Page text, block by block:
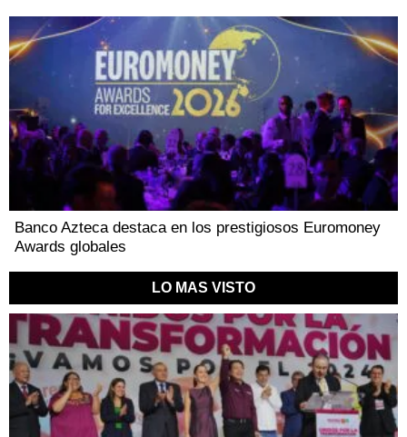
Banco Azteca destaca en los prestigiosos Euromoney
Awards globales
LO MAS VISTO